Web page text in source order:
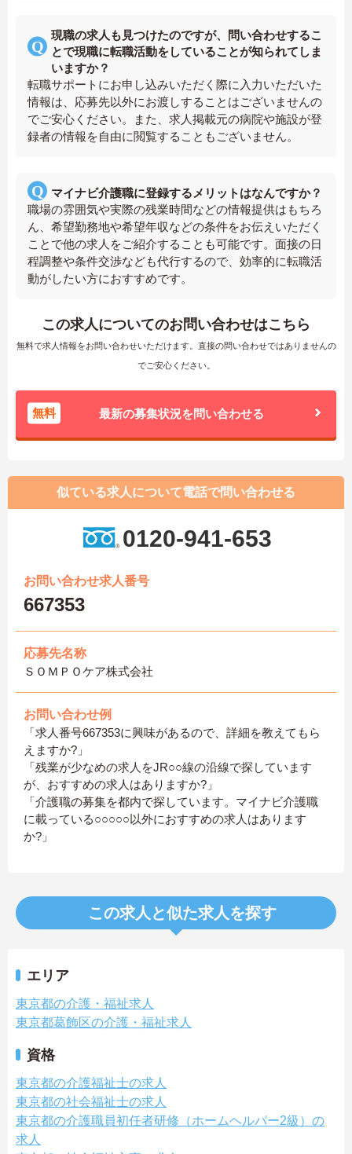
現職の求人も見つけたのですが、問い合わせするこ
とで現職に転職活動をしていることが知られてしま
いますか？
転職サポートにお申し込みいただく際に入力いただいた
情報は、応募先以外にお渡しすることはございませんの
でご安心ください。また、求人掲載元の病院や施設が登
録者の情報を自由に閲覧することもございません。
マイナビ介護職に登録するメリットはなんですか？
職場の雰囲気や実際の残業時間などの情報提供はもちろ
ん、希望勤務地や希望年収などの条件をお伝えいただく
ことで他の求人をご紹介することも可能です。面接の日
程調整や条件交渉なども代行するので、効率的に転職活
動がしたい方におすすめです。
この求人についてのお問い合わせはこちら
無料で求人情報をお問い合わせいただけます。直接の問い合わせではありませんの
でご安心ください。
無料 最新の募集状況を問い合わせる
似ている求人について電話で問い合わせる
0120-941-653
お問い合わせ求人番号
667353
応募先名称
ＳＯＭＰＯケア株式会社
お問い合わせ例
「求人番号667353に興味があるので、詳細を教えてもら
えますか?」
「残業が少なめの求人をJR○○線の沿線で探しています
が、おすすめの求人はありますか?」
「介護職の募集を都内で探しています。マイナビ介護職
に載っている○○○○○以外におすすめの求人はあります
か?」
この求人と似た求人を探す
エリア
東京都の介護・福祉求人
東京都葛飾区の介護・福祉求人
資格
東京都の介護福祉士の求人
東京都の社会福祉士の求人
東京都の介護職員初任者研修（ホームヘルパー2級）の
求人